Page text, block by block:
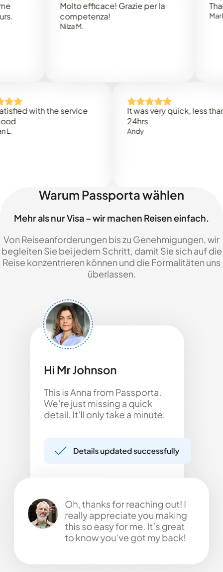
Molto efficace! Grazie per la
competenza!
Nilza M.
Thank
Mark N.
with the service
It was very quick, less than
Warum Passporta wählen
Mehr als nur Visa – wir machen Reisen einfach.
Von Reiseanforderungen bis zu Genehmigungen, wir
begleiten Sie bei jedem Schritt, damit Sie sich auf die
Reise konzentrieren können und die Formalitäten uns
überlassen.